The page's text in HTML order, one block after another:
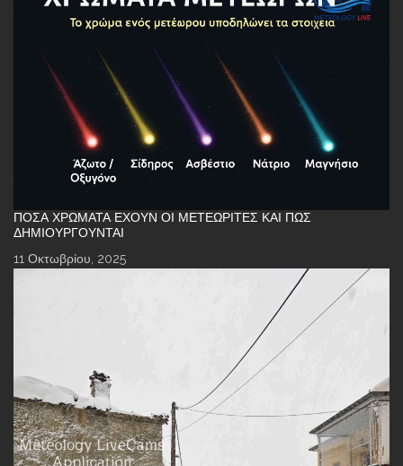
ΠΌΣΑ ΧΡΏΜΑΤΑ ΈΧΟΥΝ ΟΙ ΜΕΤΕΩΡΊΤΕΣ ΚΑΙ ΠΏΣ
ΔΗΜΙΟΥΡΓΟΎΝΤΑΙ
11 Οκτωβρίου, 2025